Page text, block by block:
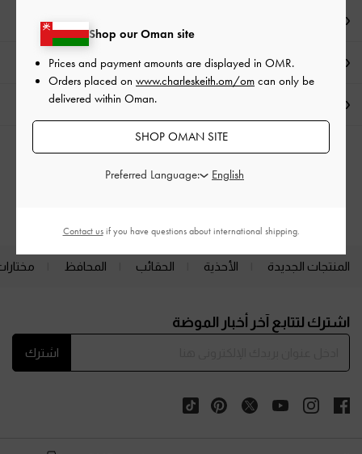
العروض الحصرية
الفئات ذات الصلة
المنتجات الجديدة الأحذية الحقائب المحافظ
اشترك لتتابع آخر أخبار الموضة
اشترك
Shop our Oman site
Prices and payment amounts are displayed in OMR.
Orders placed on www.charleskeith.om/om can only be
delivered within Oman.
SHOP OMAN SITE
Preferred Language:
Contact usif you have questions about international shipping.